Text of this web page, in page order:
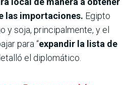
las importaciones. Egipto
y soja, principalmente, y el
para “expandir la lista de
el diplomático.